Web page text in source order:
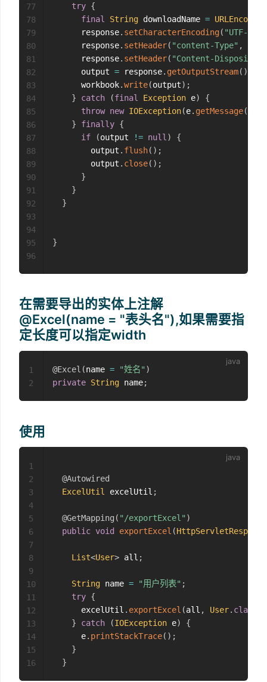
try {
final
String downloadName = URLEncoder
      response
. setCharacterEncoding( "UTF-8"
      response
. setHeader( "content-Type" ,
      response
. setHeader( "Content-
      output
= response. getOutputStream( )
      workbook
.write(output) ;
}
catch (final Exception e)
{
throw new IOException(e. getMessage(
}
finally {
if
(output != null )
{
        output
. flush( ) ;
        output
. close( ) ;
}
}
}
}
77
78
79
80
81
82
83
84
85
86
87
88
89
90
91
92
93
94
95
96
在需要导出的实体上注解
@Excel(name = "表头名"),如果需要指
定长度可以指定width
@Excel (name = "姓名" )
private String name;
1
2
使用
@Autowired
ExcelUtil
excelUtil ;
@GetMapping ( "/exportExcel" )
public void exportExcel (HttpServletResponse
List<User> all ;
String name = "用户列表" ;
try {
      excelUtil
. exportExcel (all , User. class
}
catch (IOException e)
{
      e
. printStackTrace( ) ;
}
}
1
2
3
4
5
6
7
8
9
10
11
12
13
14
15
16